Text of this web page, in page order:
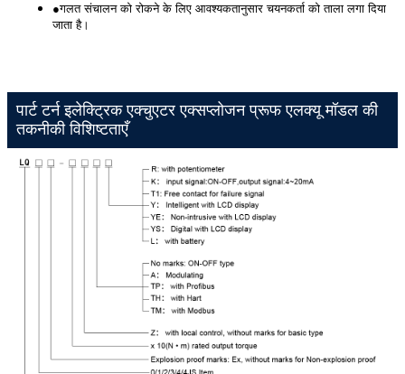
●गलत संचालन को रोकने के लिए आवश्यकतानुसार चयनकर्ता को ताला लगा दिया
जाता है।
पार्ट टर्न इलेक्ट्रिक एक्चुएटर एक्सप्लोजन प्रूफ एलक्यू मॉडल की
तकनीकी विशिष्टताएँ